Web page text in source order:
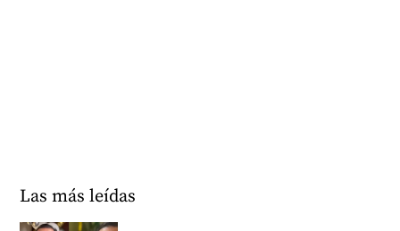
Las más leídas